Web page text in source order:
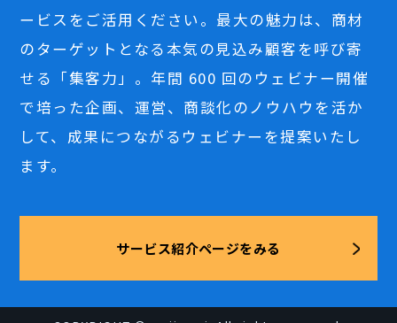
ービスをご活用ください。最大の魅力は、商材
のターゲットとなる本気の見込み顧客を呼び寄
せる「集客力」。年間 600 回のウェビナー開催
で培った企画、運営、商談化のノウハウを活か
して、成果につながるウェビナーを提案いたし
ます。
サービス紹介ページをみる